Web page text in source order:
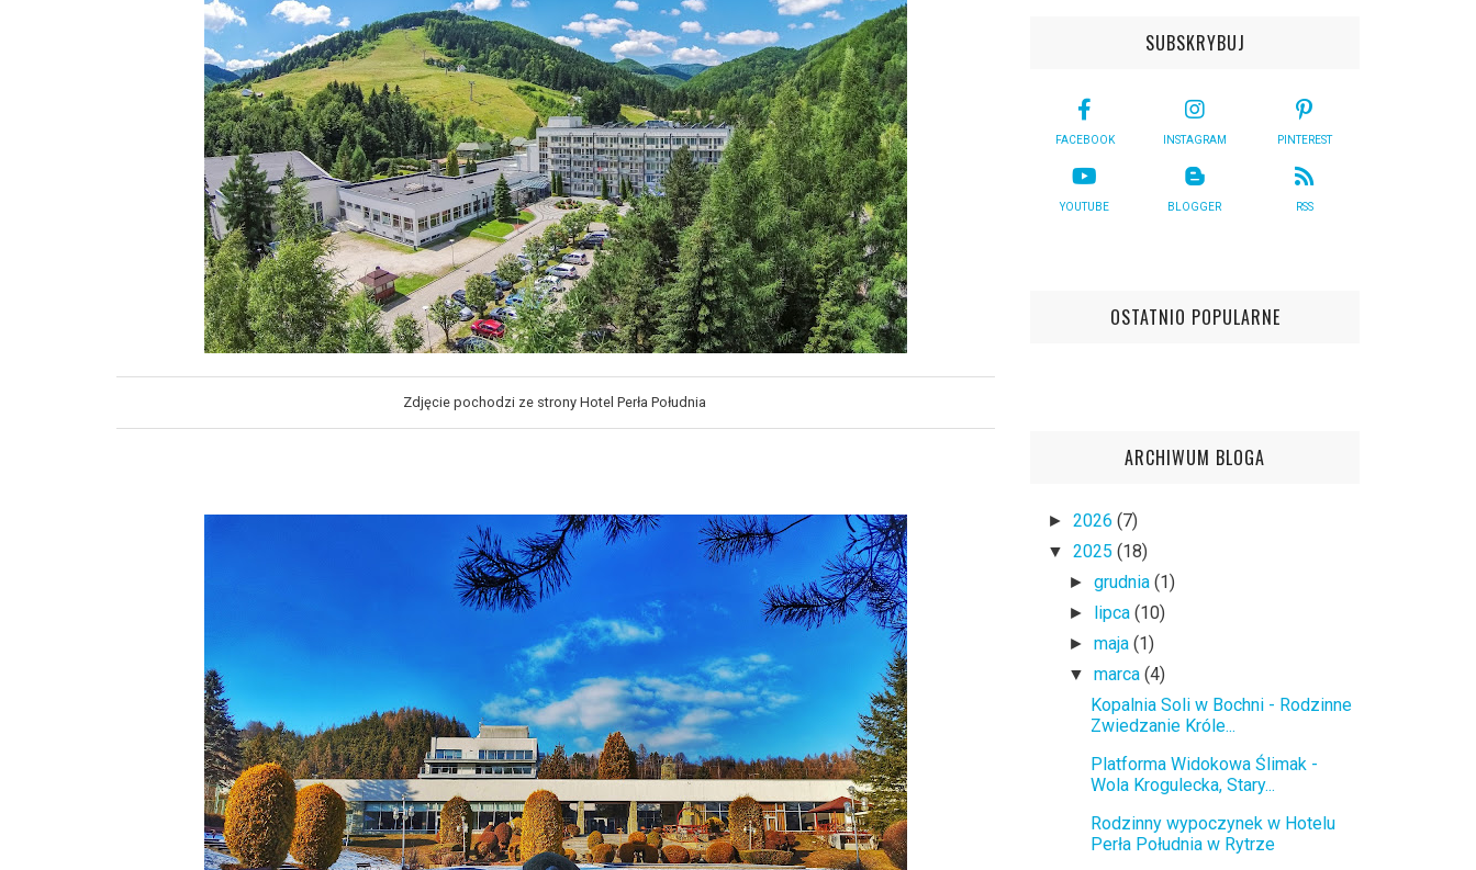
Zdjęcie pochodzi ze strony Hotel Perła Południa
SUBSKRYBUJ
FACEBOOK INSTAGRAM PINTEREST
YOUTUBE BLOGGER RSS
OSTATNIO POPULARNE
ARCHIWUM BLOGA
► 2026 (7)
▼ 2025 (18)
►grudnia(1)
► lipca(10)
►maja(1)
▼marca(4)
Kopalnia Soli w Bochni - Rodzinne
Zwiedzanie Króle...
Platforma Widokowa Ślimak -
Wola Krogulecka, Stary...
Rodzinny wypoczynek w Hotelu
Perła Południa w Rytrze